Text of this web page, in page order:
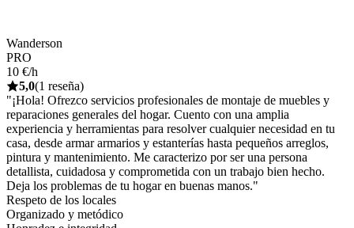
Wanderson
PRO
10 €/h
5,0(1 reseña)
"¡Hola! Ofrezco servicios profesionales de montaje de muebles y
reparaciones generales del hogar. Cuento con una amplia
experiencia y herramientas para resolver cualquier necesidad en tu
casa, desde armar armarios y estanterías hasta pequeños arreglos,
pintura y mantenimiento. Me caracterizo por ser una persona
detallista, cuidadosa y comprometida con un trabajo bien hecho.
Deja los problemas de tu hogar en buenas manos."
Respeto de los locales
Organizado y metódico